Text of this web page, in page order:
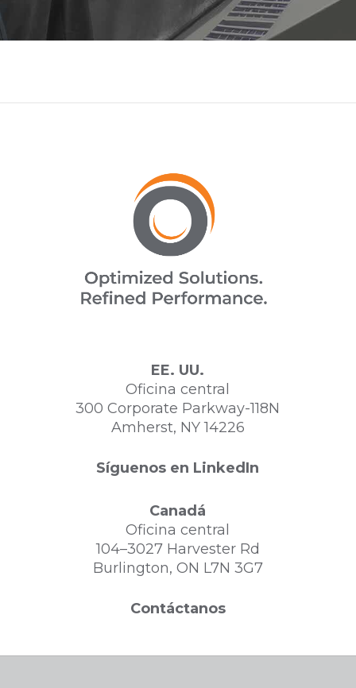
EE. UU.
Oficina central
300 Corporate Parkway-118N
Amherst, NY 14226
Síguenos en LinkedIn
Canadá
Oficina central
104–3027 Harvester Rd
Burlington, ON L7N 3G7
Contáctanos